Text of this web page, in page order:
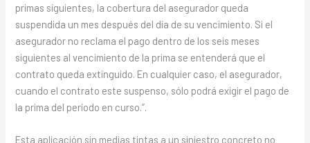
primas siguientes, la cobertura del asegurador queda
suspendida un mes después del día de su vencimiento. Si el
asegurador no reclama el pago dentro de los seis meses
siguientes al vencimiento de la prima se entenderá que el
contrato queda extinguido. En cualquier caso, el asegurador,
cuando el contrato este suspenso, sólo podrá exigir el pago de
la prima del período en curso.”.
Esta aplicación sin medias tintas a un siniestro concreto no